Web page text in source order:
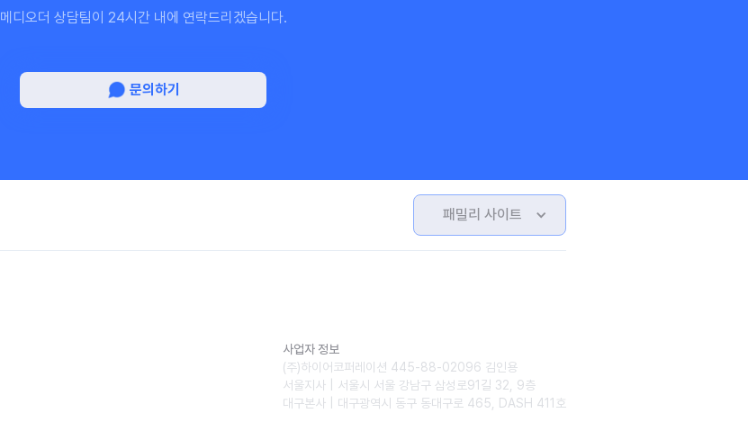
메디오더 상담팀이 24시간 내에 연락드리겠습니다.
문의하기
패밀리 사이트
사업자 정보
(주)하이어코퍼레이션 445-88-02096 김인용
서울지사 | 서울시 서울 강남구 삼성로91길 32, 9층
대구본사 | 대구광역시 동구 동대구로 465, DASH 411호